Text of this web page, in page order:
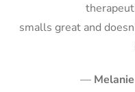
smalls great and
—